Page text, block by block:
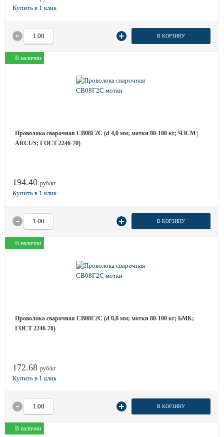
В КОРЗИНУ
В наличии
Проволока сварочная СВ08Г2С (d 4,0 мм; мотки 80-100 кг; ЧЗСМ |
ARCUS; ГОСТ 2246-70)
194.40 руб/кг
В КОРЗИНУ
В наличии
Проволока сварочная СВ08Г2С (d 0,8 мм; мотки 80-100 кг; БМК;
ГОСТ 2246-70)
172.68 руб/кг
В КОРЗИНУ
В наличии